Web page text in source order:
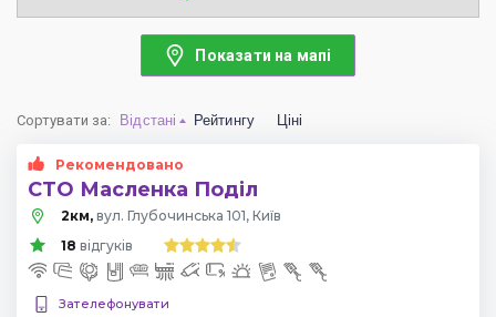
Показати на мапі
Сортувати за: Відстані Рейтингу Ціні
Рекомендовано
СТО Масленка Поділ
2км, вул. Глубочинська 101, Київ
18 відгуків
Зателефонувати